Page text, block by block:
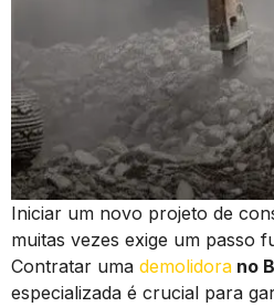
Iniciar um novo projeto de
muitas vezes exige um passo
Contratar uma demolidora no
especializada é crucial para